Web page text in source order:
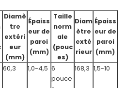
Diamè
tre
extéri
eur
(mm)
Épaiss
eur de
paroi
(mm)
Taille
norm
ale
(pouc
es)
Diam
ètre
exté
rieur
Épaiss
eur de
paroi
(mm)
60,3 1,0-4,5 6
pouce
168,3 1,5-10